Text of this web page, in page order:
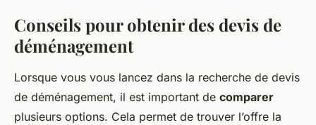
Conseils pour obtenir des devis de
déménagement
Lorsque vous vous lancez dans la recherche de devis
de déménagement, il est important de comparer
plusieurs options. Cela permet de trouver l’offre la